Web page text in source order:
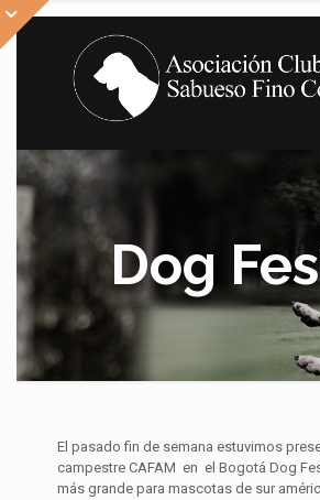
Dog
El pasado fin de semana estuvimos
campestre CAFAM en el Bogotá Dog
más grande para mascotas de sur